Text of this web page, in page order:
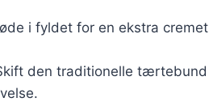
i fyldet for en ekstra
den traditionelle